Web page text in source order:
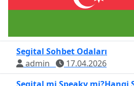
Segital Sohbet Odaları
admin
17.04.2026